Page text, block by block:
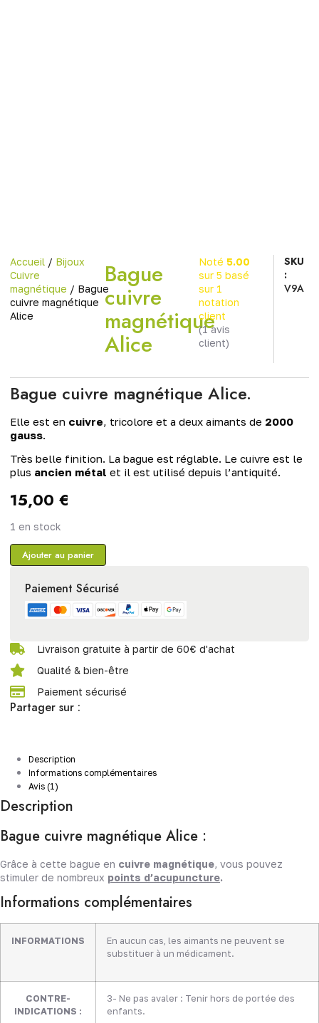
Accueil / Bijoux
Cuivre
magnétique / Bague
cuivre magnétique
Alice
Bague
cuivre
magnétique
Alice
Noté 5.00
sur 5 basé
sur 1
notation
client
(1avis
client)
SKU
:
V9A
Bague cuivre magnétique Alice.
Elle est en cuivre, tricolore et a deux aimants de 2000
gauss.
Très belle finition. La bague est réglable. Le cuivre est le
plus ancien métal et il est utilisé depuis l’antiquité.
15,00 €
1 en stock
Ajouter au panier
Paiement Sécurisé
Livraison gratuite à partir de 60€ d'achat
Qualité & bien-être
Paiement sécurisé
Partager sur :
Description
Informations complémentaires
Avis (1)
Description
Bague cuivre magnétique Alice :
Grâce à cette bague en cuivre magnétique, vous pouvez
stimuler de nombreux points d’acupuncture.
Informations complémentaires
INFORMATIONS
En aucun cas, les aimants ne peuvent se
substituer à un médicament.
CONTRE-
INDICATIONS :
3- Ne pas avaler : Tenir hors de portée des
enfants.